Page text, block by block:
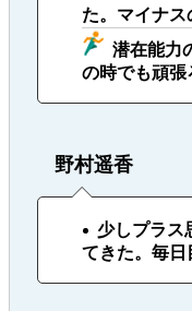
た。マイナス
潜在能力
の時でも頑張
野村遥香
少しプラス
てきた。毎日